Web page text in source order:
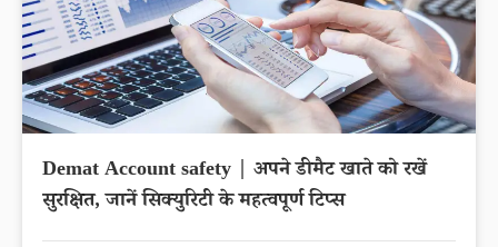
Demat Account safety | अपने डीमैट खाते को रखें
सुरक्षित, जानें सिक्युरिटी के महत्वपूर्ण टिप्स